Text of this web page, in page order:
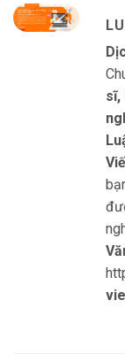
sĩ,